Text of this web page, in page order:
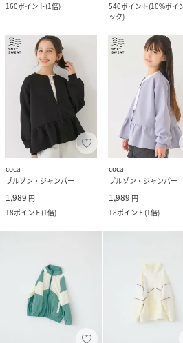
160ポイント(1倍)
540ポイント(10%ポイ
ック)
coca
ブルゾン・ジャンパー
1,989 円
18ポイント(1倍)
coca
ブルゾン・ジャンパー
1,989 円
18ポイント(1倍)